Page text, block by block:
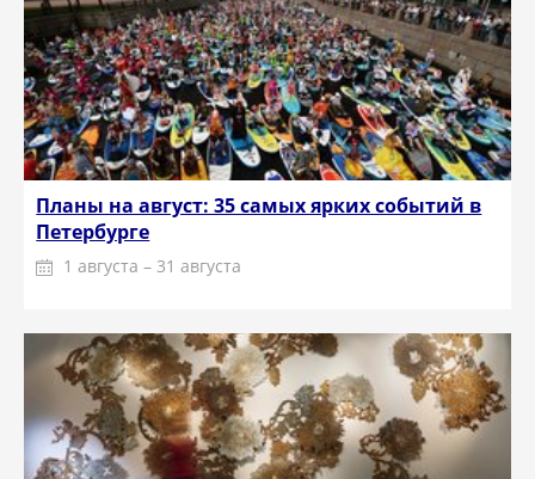
Планы на август: 35 самых ярких событий в
Петербурге
1 августа – 31 августа